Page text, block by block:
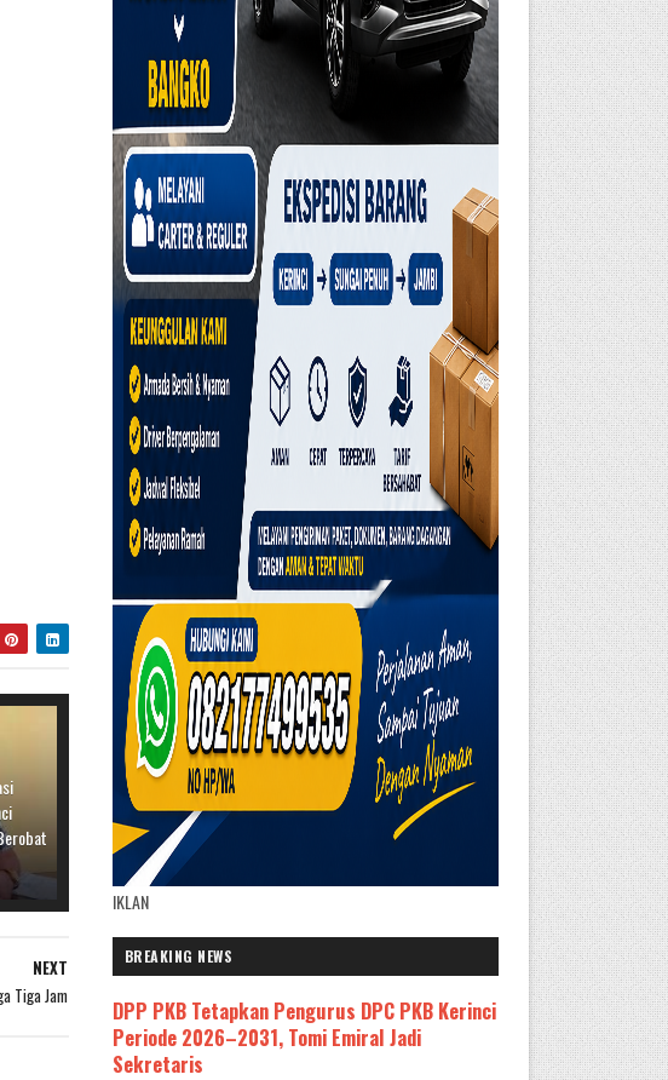
NEXT
Tiga Jam
IKLAN
BREAKING NEWS
DPP PKB Tetapkan Pengurus DPC PKB Kerinci
Periode 2026–2031, Tomi Emiral Jadi
Sekretaris